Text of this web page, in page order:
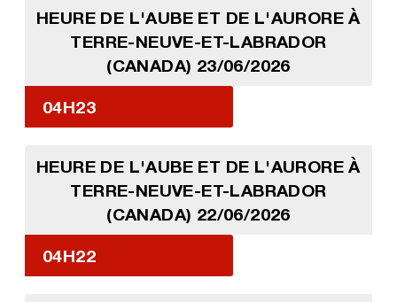
HEURE DE L'AUBE ET DE L'AURORE À
TERRE-NEUVE-ET-LABRADOR
(CANADA) 23/06/2026
04H23
HEURE DE L'AUBE ET DE L'AURORE À
TERRE-NEUVE-ET-LABRADOR
(CANADA) 22/06/2026
04H22